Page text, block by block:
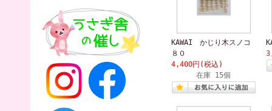
KAWAI かじり木スノコ
８０
4,400円 (税込)
在庫 15個